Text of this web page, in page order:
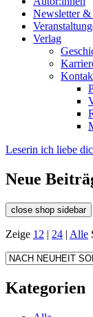
Newsletter
Verlag
Leserin ich liebe
Neue
close shop sidebar
Zeige 12 | 24 | Alle
Kategorien